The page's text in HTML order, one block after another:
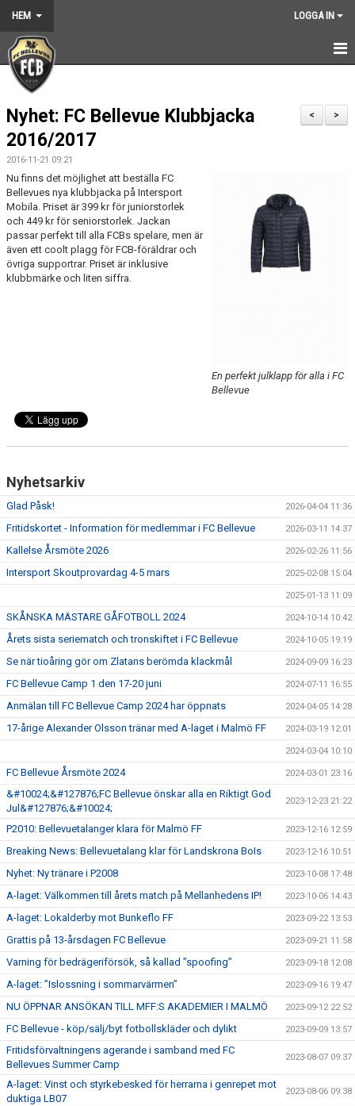
HEM LOGGA IN
HEM
NYHETER
GRUNDARNA
KONTAKT
KALENDER
BILDGALLERI
DOKUMENT
SPONSORER
NATIONELLA SPELFORMER
PROVTRÄNING
TRÄNARUTBILDNING
GÅBOLL
PROJEKT
DOMARE
GYMKORT NORDIC WELLNESS
FYSTRÄNING
POLICY SOCIALA MEDIER
FRITIDSKORTET 2026
>
<
Nyhet: FC Bellevue Klubbjacka
2016/2017
2016-11-21 09:21
En perfekt julklapp för alla i FC
Bellevue
Nu finns det möjlighet att beställa FC
Bellevues nya klubbjacka på Intersport
Mobila. Priset är 399 kr för juniorstorlek
och 449 kr för seniorstorlek. Jackan
passar perfekt till alla FCBs spelare, men är
även ett coolt plagg för FCB-föräldrar och
övriga supportrar. Priset är inklusive
klubbmärke och liten siffra.
Nyhetsarkiv
Glad Påsk! 2026-04-04 11:36
Fritidskortet - Information för medlemmar i FC Bellevue 2026-03-11 14:37
Kallelse Årsmöte 2026 2026-02-26 11:56
Intersport Skoutprovardag 4-5 mars 2025-02-08 15:04
2025-01-13 11:09
SKÅNSKA MÄSTARE GÅFOTBOLL 2024 2024-10-14 10:42
Årets sista seriematch och tronskiftet i FC Bellevue 2024-10-05 19:19
Se när tioåring gör om Zlatans berömda klackmål 2024-09-09 16:23
FC Bellevue Camp 1 den 17-20 juni 2024-07-11 16:55
Anmälan till FC Bellevue Camp 2024 har öppnats 2024-04-05 14:28
17-årige Alexander Olsson tränar med A-laget i Malmö FF 2024-03-19 12:01
2024-03-04 10:10
FC Bellevue Årsmöte 2024 2024-03-01 23:16
&#10024;&#127876;FC Bellevue önskar alla en Riktigt God
Jul&#127876;&#10024;
2023-12-23 21:22
P2010: Bellevuetalanger klara för Malmö FF 2023-12-16 12:59
Breaking News: Bellevuetalang klar för Landskrona BoIs 2023-12-16 10:51
Nyhet: Ny tränare i P2008 2023-10-08 17:48
A-laget: Välkommen till årets match på Mellanhedens IP! 2023-10-06 14:43
A-laget: Lokalderby mot Bunkeflo FF 2023-09-22 13:53
Grattis på 13-årsdagen FC Bellevue 2023-09-21 11:58
Varning för bedrägeriförsök, så kallad ”spoofing” 2023-09-18 12:08
A-laget: ”Islossning i sommarvärmen” 2023-09-16 19:47
NU ÖPPNAR ANSÖKAN TILL MFF:S AKADEMIER I MALMÖ 2023-09-12 22:52
FC Bellevue - köp/sälj/byt fotbollskläder och dylikt 2023-09-09 13:57
Fritidsförvaltningens agerande i samband med FC
Bellevues Summer Camp
2023-08-07 09:37
A-laget: Vinst och styrkebesked för herrarna i genrepet mot
duktiga LB07
2023-08-06 09:38